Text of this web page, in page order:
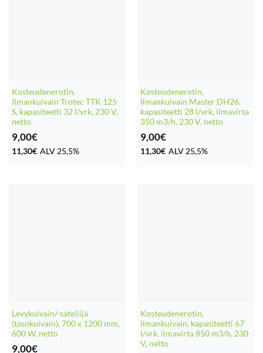
Kosteudenerotin,
Ilmankuivain Trotec TTK 125
S, kapasiteetti 32 l/vrk, 230 V,
netto
9,00€
11,30€ ALV 25,5%
Kosteudenerotin,
Ilmankuivain Master DH26,
kapasiteetti 28 l/vrk, ilmavirta
350 m3/h, 230 V, netto
9,00€
11,30€ ALV 25,5%
Levykuivain/-säteilijä
(tasokuivain), 700 x 1200 mm,
600 W, netto
9,00€
Kosteudenerotin,
ilmankuivain, kapasiteetti 67
l/vrk, ilmavirta 850 m3/h, 230
V, netto